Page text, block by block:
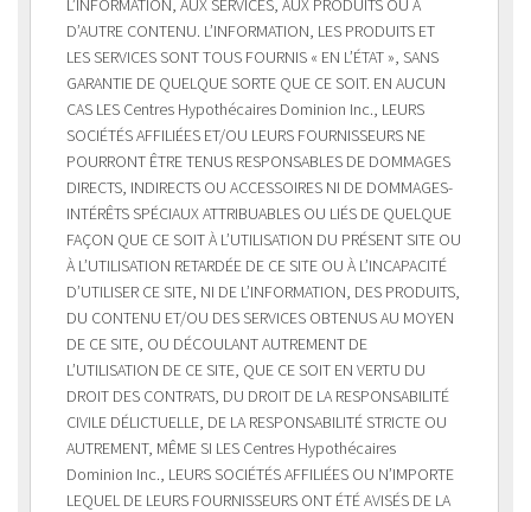
L’INFORMATION, AUX SERVICES, AUX PRODUITS OU À
D’AUTRE CONTENU. L’INFORMATION, LES PRODUITS ET
LES SERVICES SONT TOUS FOURNIS « EN L’ÉTAT », SANS
GARANTIE DE QUELQUE SORTE QUE CE SOIT. EN AUCUN
CAS LES Centres Hypothécaires Dominion Inc., LEURS
SOCIÉTÉS AFFILIÉES ET/OU LEURS FOURNISSEURS NE
POURRONT ÊTRE TENUS RESPONSABLES DE DOMMAGES
DIRECTS, INDIRECTS OU ACCESSOIRES NI DE DOMMAGES-
INTÉRÊTS SPÉCIAUX ATTRIBUABLES OU LIÉS DE QUELQUE
FAÇON QUE CE SOIT À L’UTILISATION DU PRÉSENT SITE OU
À L’UTILISATION RETARDÉE DE CE SITE OU À L’INCAPACITÉ
D’UTILISER CE SITE, NI DE L’INFORMATION, DES PRODUITS,
DU CONTENU ET/OU DES SERVICES OBTENUS AU MOYEN
DE CE SITE, OU DÉCOULANT AUTREMENT DE
L’UTILISATION DE CE SITE, QUE CE SOIT EN VERTU DU
DROIT DES CONTRATS, DU DROIT DE LA RESPONSABILITÉ
CIVILE DÉLICTUELLE, DE LA RESPONSABILITÉ STRICTE OU
AUTREMENT, MÊME SI LES Centres Hypothécaires
Dominion Inc., LEURS SOCIÉTÉS AFFILIÉES OU N’IMPORTE
LEQUEL DE LEURS FOURNISSEURS ONT ÉTÉ AVISÉS DE LA